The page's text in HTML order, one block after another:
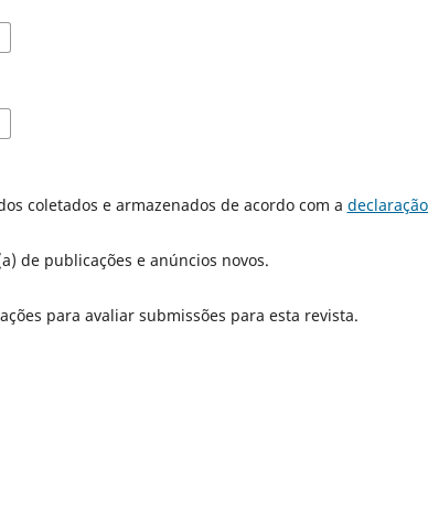
coletados e armazenados de acordo com a
de publicações e anúncios novos.
para avaliar submissões para esta revista.